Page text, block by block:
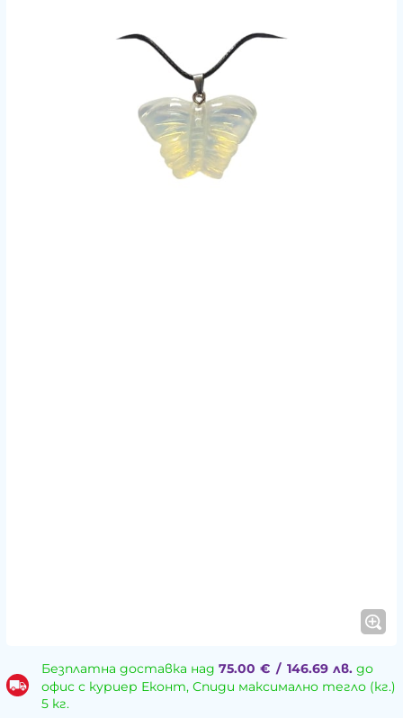
Безплатна доставка над 75.00 € / 146.69 лв.до
офис с куриер Еконт, Спиди максимално тегло (кг.)
5 кг.